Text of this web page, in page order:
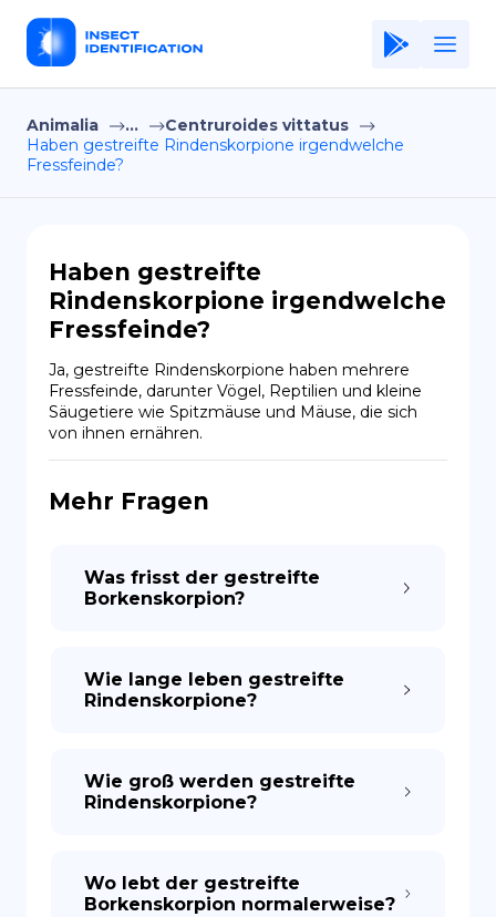
Home
Application
Privacy Policy
DE
EN
Animalia ...
Centruroides vittatus
Haben gestreifte Rindenskorpione irgendwelche
Fressfeinde?
Haben gestreifte
Rindenskorpione irgendwelche
Fressfeinde?
Ja, gestreifte Rindenskorpione haben mehrere
Fressfeinde, darunter Vögel, Reptilien und kleine
Säugetiere wie Spitzmäuse und Mäuse, die sich
von ihnen ernähren.
Mehr Fragen
Was frisst der gestreifte
Borkenskorpion?
Wie lange leben gestreifte
Rindenskorpione?
Wie groß werden gestreifte
Rindenskorpione?
Wo lebt der gestreifte
Borkenskorpion normalerweise?